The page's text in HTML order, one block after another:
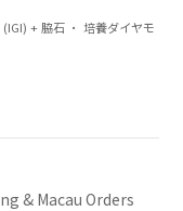
+ 脇石 · 培養ダイヤモ
& Macau Orders